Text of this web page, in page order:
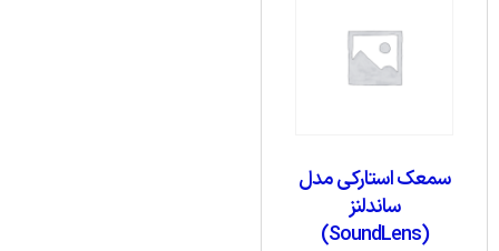
سمعک استارکی مدل
ساندلنز
(SoundLens)